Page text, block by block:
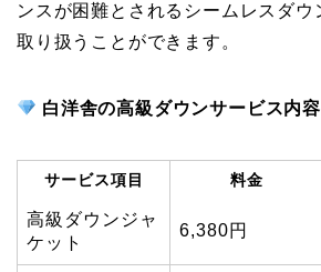
ンスが困難とされるシームレスダウ
取り扱うことができます。
白洋舎の高級ダウンサービス内容
サービス項目 料金
高級ダウンジャ
ケット
6,380円